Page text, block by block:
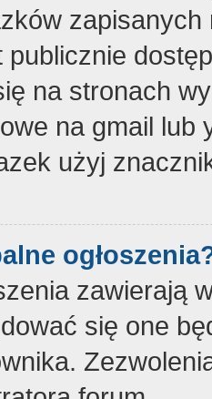
publicznie
na stronach
na gmail lub
użyj
zawierają
się one